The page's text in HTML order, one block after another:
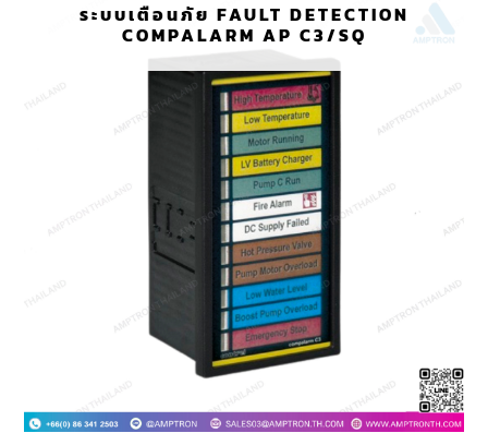
ระบบเตือนภัย FAULT DETECTION
COMPALARM AP C3/SQ